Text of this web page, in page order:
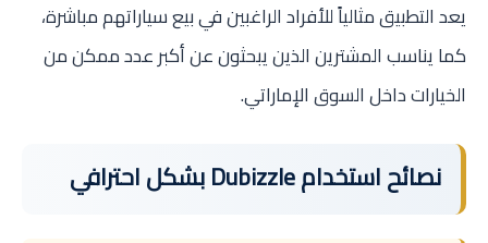
يعد التطبيق مثالياً للأفراد الراغبين في بيع سياراتهم مباشرة،
كما يناسب المشترين الذين يبحثون عن أكبر عدد ممكن من
الخيارات داخل السوق الإماراتي.
نصائح استخدام Dubizzle بشكل احترافي